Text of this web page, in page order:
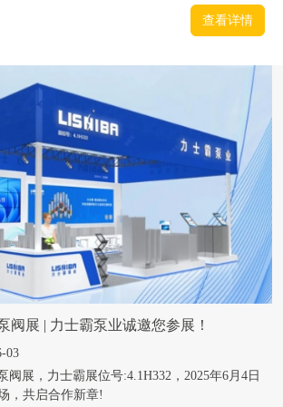
查看详情
阀展 | 力士霸泵业诚邀您参展！
03
阀展，力士霸展位号:4.1H332，2025年6月4日
，共启合作新章!